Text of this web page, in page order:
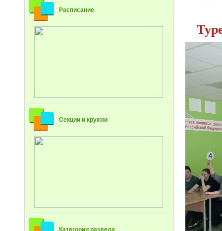
Расписание
Секции и кружки
Категории раздела